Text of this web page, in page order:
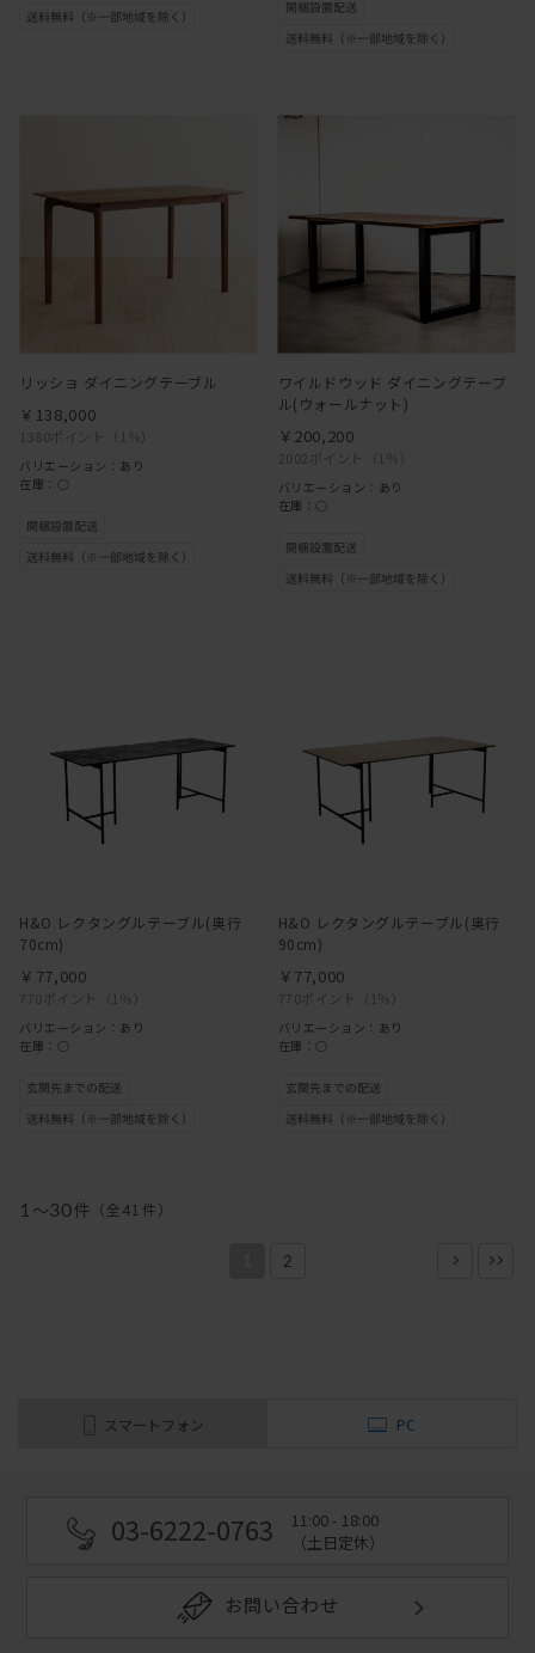
リッショ ダイニングテーブル
1380ポイント （1％）
￥138,000
バリエーション：あり
在庫：○
ワイルドウッド ダイニングテーブ
ル(ウォールナット)
2002ポイント （1％）
￥200,200
バリエーション：あり
在庫：○
H&O レクタングルテーブル(奥行
70cm)
770ポイント （1％）
￥77,000
バリエーション：あり
在庫：○
H&O レクタングルテーブル(奥行
90cm)
770ポイント （1％）
￥77,000
バリエーション：あり
在庫：○
1 ～30件 （全41 件）
2
スマートフォン PC
03-6222-0763
11:00 - 18:00
（土日定休）
お問い合わせ